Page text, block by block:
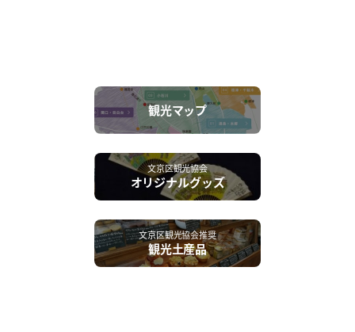
観光マップ
文京区観光協会
オリジナルグッズ
文京区観光協会推奨
観光土産品